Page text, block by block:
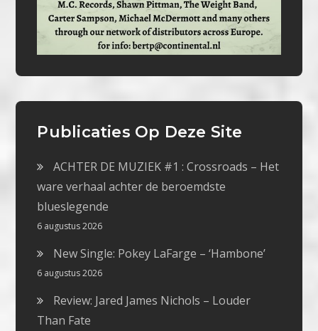
Publicaties Op Deze Site
ACHTER DE MUZIEK #1 : Crossroads – Het
ware verhaal achter de beroemdste
blueslegende
6 augustus 2026
New Single: Pokey LaFarge – ‘Hambone’
6 augustus 2026
Review: Jared James Nichols – Louder
Than Fate